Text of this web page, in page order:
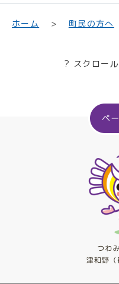
ホーム 町民の方へ
? スクロー